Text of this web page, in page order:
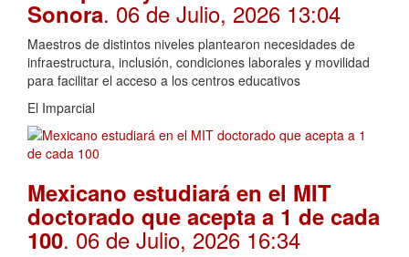
Sonora. 06 de Julio, 2026 13:04
Maestros de distintos niveles plantearon necesidades de
infraestructura, inclusión, condiciones laborales y movilidad
para facilitar el acceso a los centros educativos
El Imparcial
Mexicano estudiará en el MIT
doctorado que acepta a 1 de cada
100. 06 de Julio, 2026 16:34